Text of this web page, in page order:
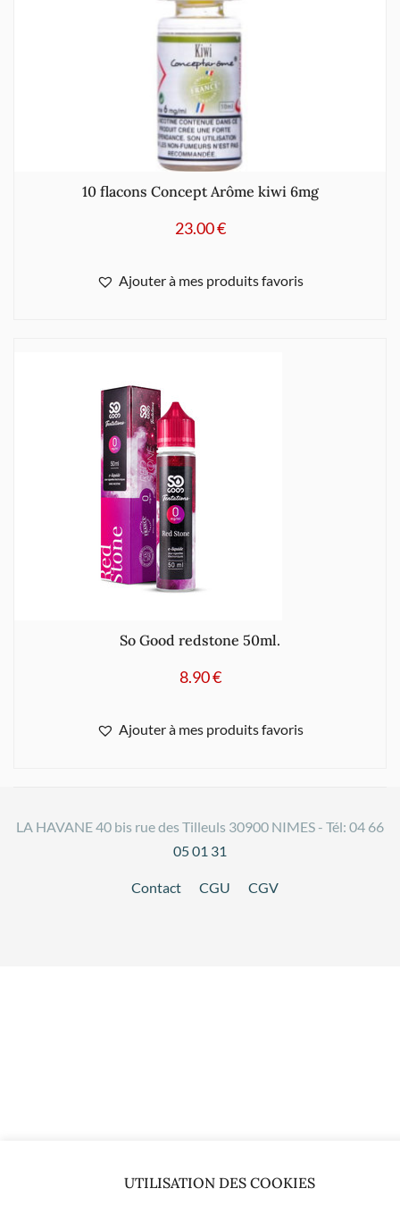
10 flacons Concept Arôme kiwi 6mg
23.00€
Ajouter à mes produits favoris
So Good redstone 50ml.
8.90€
Ajouter à mes produits favoris
LA HAVANE 40 bis rue des Tilleuls 30900 NIMES - Tél: 04 66
05 01 31
Contact CGU CGV
UTILISATION DES COOKIES